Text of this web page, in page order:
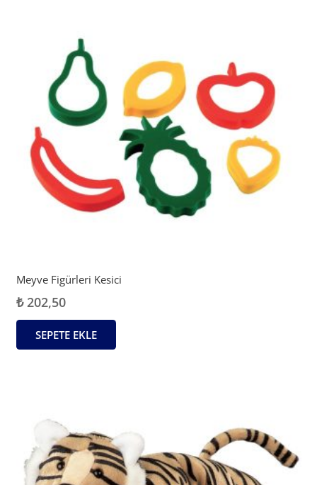
Meyve Figürleri Kesici
₺202,50
SEPETE EKLE